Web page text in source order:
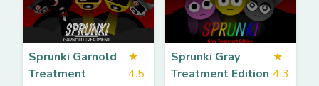
Sprunki Garnold
Treatment
★
4.5
Sprunki Gray
Treatment Edition
★
4.3